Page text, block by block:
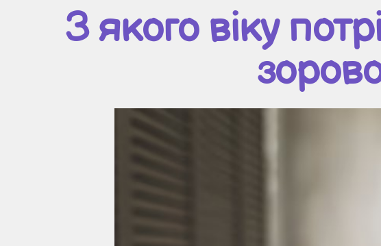
З якого віку